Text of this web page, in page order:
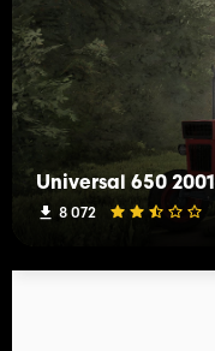
Universal 650 2001
8 072